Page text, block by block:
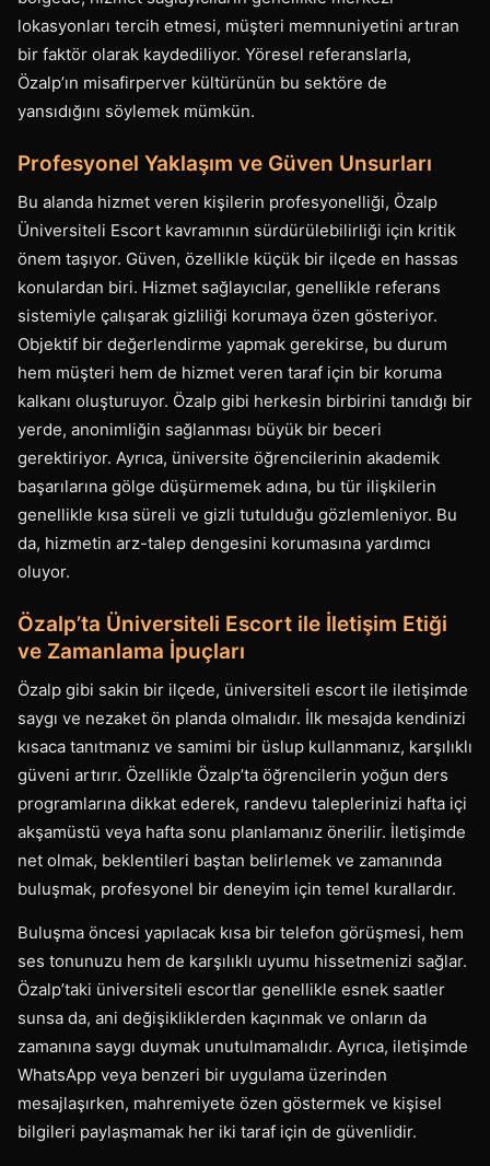
lokasyonları tercih etmesi, müşteri memnuniyetini artıran
bir faktör olarak kaydediliyor. Yöresel referanslarla,
Özalp’ın misafirperver kültürünün bu sektöre de
yansıdığını söylemek mümkün.
Profesyonel Yaklaşım ve Güven Unsurları
Bu alanda hizmet veren kişilerin profesyonelliği, Özalp
Üniversiteli Escort kavramının sürdürülebilirliği için kritik
önem taşıyor. Güven, özellikle küçük bir ilçede en hassas
konulardan biri. Hizmet sağlayıcılar, genellikle referans
sistemiyle çalışarak gizliliği korumaya özen gösteriyor.
Objektif bir değerlendirme yapmak gerekirse, bu durum
hem müşteri hem de hizmet veren taraf için bir koruma
kalkanı oluşturuyor. Özalp gibi herkesin birbirini tanıdığı bir
yerde, anonimliğin sağlanması büyük bir beceri
gerektiriyor. Ayrıca, üniversite öğrencilerinin akademik
başarılarına gölge düşürmemek adına, bu tür ilişkilerin
genellikle kısa süreli ve gizli tutulduğu gözlemleniyor. Bu
da, hizmetin arz-talep dengesini korumasına yardımcı
oluyor.
Özalp’ta Üniversiteli Escort ile İletişim Etiği
ve Zamanlama İpuçları
Özalp gibi sakin bir ilçede, üniversiteli escort ile iletişimde
saygı ve nezaket ön planda olmalıdır. İlk mesajda kendinizi
kısaca tanıtmanız ve samimi bir üslup kullanmanız, karşılıklı
güveni artırır. Özellikle Özalp’ta öğrencilerin yoğun ders
programlarına dikkat ederek, randevu taleplerinizi hafta içi
akşamüstü veya hafta sonu planlamanız önerilir. İletişimde
net olmak, beklentileri baştan belirlemek ve zamanında
buluşmak, profesyonel bir deneyim için temel kurallardır.
Buluşma öncesi yapılacak kısa bir telefon görüşmesi, hem
ses tonunuzu hem de karşılıklı uyumu hissetmenizi sağlar.
Özalp’taki üniversiteli escortlar genellikle esnek saatler
sunsa da, ani değişikliklerden kaçınmak ve onların da
zamanına saygı duymak unutulmamalıdır. Ayrıca, iletişimde
WhatsApp veya benzeri bir uygulama üzerinden
mesajlaşırken, mahremiyete özen göstermek ve kişisel
bilgileri paylaşmamak her iki taraf için de güvenlidir.